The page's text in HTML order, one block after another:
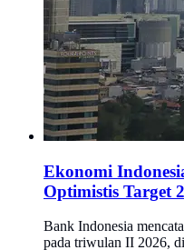
Ekonomi
Optimistis Target
Bank Indonesia
pada triwulan II 2026,